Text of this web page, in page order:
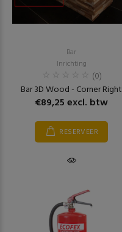
Bar
Inrichting
(0)
Bar 3D Wood - Corner Right
€89,25 excl. btw
RESERVEER